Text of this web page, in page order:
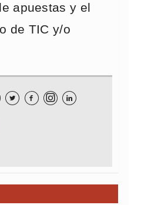
apuestas y el
de TIC y/o
  